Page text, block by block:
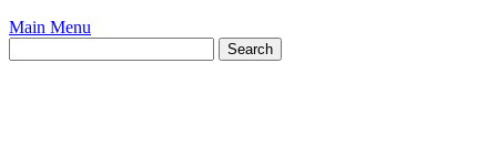
Main Menu